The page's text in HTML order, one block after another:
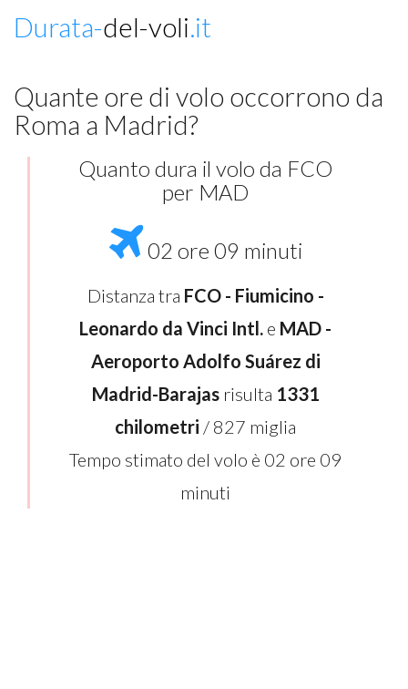
Durata-del-voli.it
Quante ore di volo occorrono da
Roma a Madrid?
Quanto dura il volo da FCO
per MAD
02 ore 09 minuti
Distanza tra FCO - Fiumicino -
Leonardo da Vinci Intl. e MAD -
Aeroporto Adolfo Suárez di
Madrid-Barajasrisulta 1331
chilometri / 827 miglia
Tempo stimato del volo è 02 ore 09
minuti